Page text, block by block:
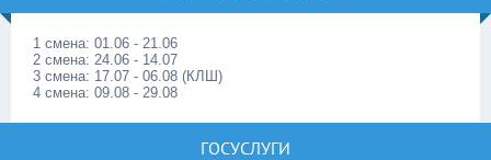
1 смена: 01.06 - 21.06
2 смена: 24.06 - 14.07
3 смена: 17.07 - 06.08 (КЛШ)
4 смена: 09.08 - 29.08
ГОСУСЛУГИ